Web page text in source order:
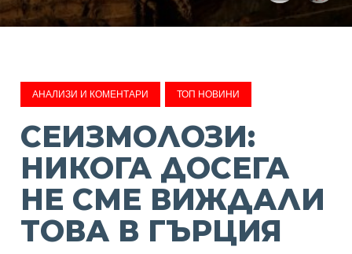
АНАЛИЗИ И КОМЕНТАРИ ТОП НОВИНИ
СЕИЗМОЛОЗИ:
НИКОГА ДОСЕГА
НЕ СМЕ ВИЖДАЛИ
ТОВА В ГЪРЦИЯ